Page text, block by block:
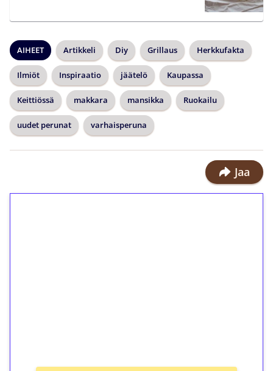
AIHEET Artikkeli Diy Grillaus Herkkufakta
Ilmiöt Inspiraatio jäätelö Kaupassa
Keittiössä makkara mansikka Ruokailu
uudet perunat varhaisperuna
Jaa